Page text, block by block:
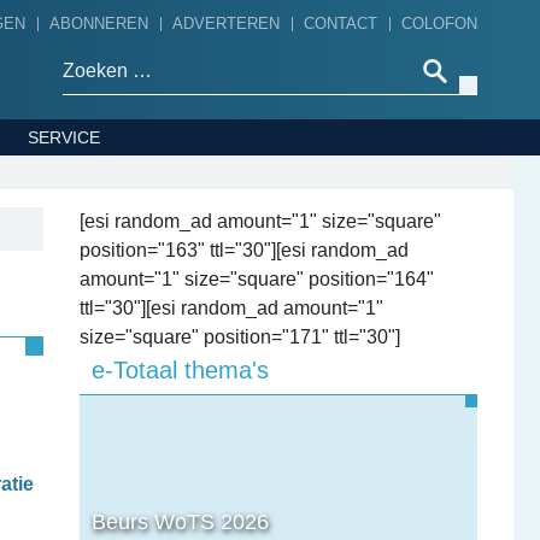
ABONNEREN ADVERTEREN CONTACT COLOFON
SERVICE
[esi random_ad amount="1" size="square"
position="163" ttl="30"][esi random_ad
amount="1" size="square" position="164"
ttl="30"][esi random_ad amount="1"
size="square" position="171" ttl="30"]
e-Totaal thema's
Beurs WoTS 2026